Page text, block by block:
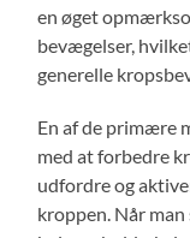
en øget
bevægelser,
generelle
En af de primære
med at forbedre
udfordre og
kroppen. Når